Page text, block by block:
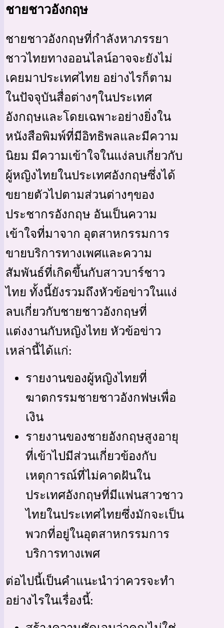
ชายชาวอังกฤษ
ชายชาวอังกฤษที่กำลังหาภรรยา
ชาวไทยทางออนไลน์อาจจะยังไม่
เคยมาประเทศไทย อย่างไรก็ตาม
ในปัจจุบันสื่อต่างๆในประเทศ
อังกฤษและโดยเฉพาะอย่างยิ่งใน
หนังสือพิมพ์ที่มีอิทธิพลและมีความ
นิยม มีความเข้าใจในแง่ลบเกี่ยวกับ
ผู้หญิงไทยในประเทศอังกฤษซึ่งได้
ขยายตัวไปตามส่วนต่างๆของ
ประชากรอังกฤษ อันเป็นความ
เข้าใจที่มาจาก อุตสาหกรรมการ
ขายบริการทางเพศและความ
สัมพันธ์ที่เกิดขึ้นกับสาวบาร์ชาว
ไทย ทั้งนี้ยังรวมถึงหัวข้อข่าวในแง่
ลบเกี่ยวกับชายชาวอังกฤษที่
แต่งงานกับหญิงไทย หัวข้อข่าว
เหล่านี้ได้แก่:
รายงานของผู้หญิงไทยที่
ฆาตกรรมชายชาวอังกฟษเพื่อ
เงิน
รายงานของชายอังกฤษสูงอายุ
ที่เข้าไปมีส่วนเกี่ยวข้องกับ
เหตุการณ์ที่ไม่คาดฝันใน
ประเทศอังกฤษที่มีแฟนสาวชาว
ไทยในประเทศไทยซึ่งมักจะเป็น
พวกที่อยู่ในอุตสาหกรรมการ
บริการทางเพศ
ต่อไปนี้เป็นคำแนะนำว่าควรจะทำ
อย่างไรในเรื่องนี้: